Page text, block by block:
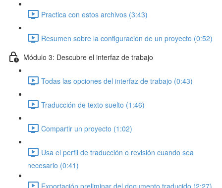
Practica con estos archivos (3:43)
Resumen sobre la configuración de un proyecto (0:52)
Módulo 3: Descubre el interfaz de trabajo
Todas las opciones del interfaz de trabajo (0:43)
Traducción de texto suelto (1:46)
Compartir un proyecto (1:02)
Usa el perfil de traducción o revisión cuando sea
necesario (0:41)
Exportación preliminar del documento traducido (2:27)